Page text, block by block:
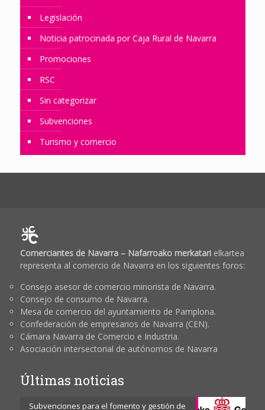
Legislación
Noticia patrocinada por Caja Rural de Navarra
Promociones
RSC
Sin categorizar
Subvenciones
Turismo y comercio
Comerciantes de Navarra – Nafarroako merkatarielkartea
representa al comercio de Navarra en los siguientes foros:
Consejo asesor de comercio minorista de Navarra.
Consejo de consumo de Navarra.
Mesa de comercio del ayuntamiento de Pamplona.
Confederación de empresarios de Navarra (CEN).
Cámara Navarra de Comercio e Industria.
Asociación intersectorial de autónomos de Navarra
Últimas noticias
Subvenciones para el fomento y gestión de